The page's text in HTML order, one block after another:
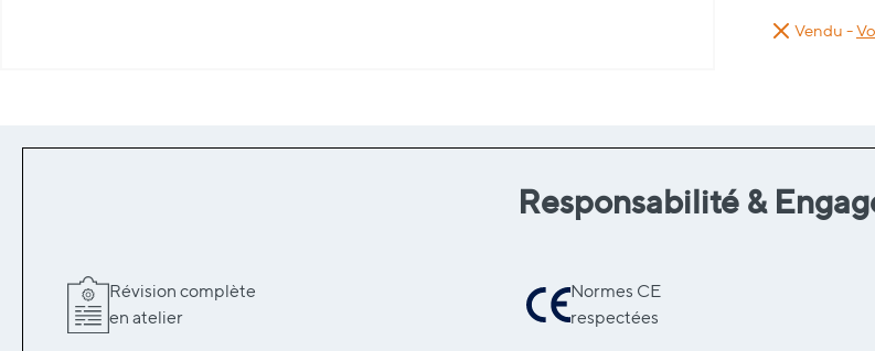
Vendu -
Responsabilité &
Révision complète
en atelier
Normes CE
respectées